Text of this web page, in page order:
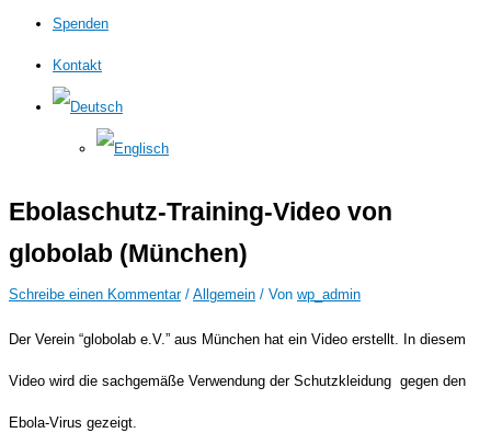
Spenden
Kontakt
Ebolaschutz-Training-Video von
globolab (München)
Schreibe einen Kommentar / Allgemein / Von wp_admin
Der Verein “globolab e.V.” aus München hat ein Video erstellt. In diesem
Video wird die sachgemäße Verwendung der Schutzkleidung gegen den
Ebola-Virus gezeigt.